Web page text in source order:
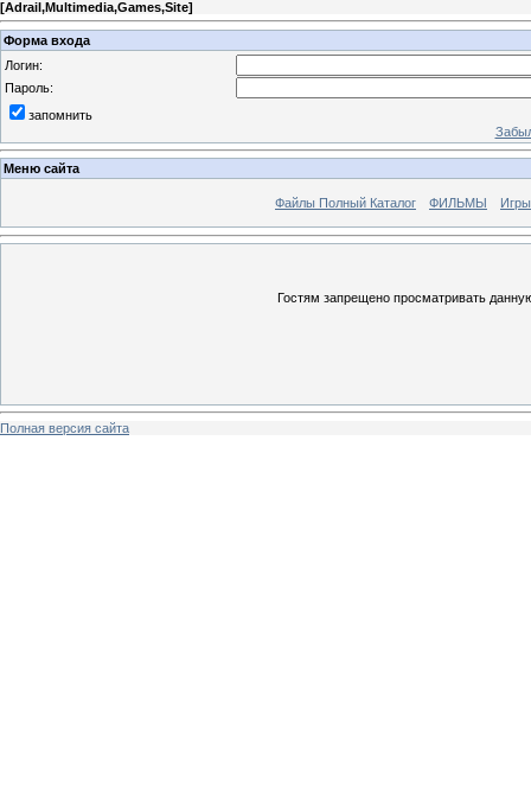
[Adrail,Multimedia,Games,Site]
Форма входа
Логин:
Пароль:
запомнить
Меню сайта
Файлы Полный Каталог ФИЛЬМЫ
Гостям запрещено просматривать
Полная версия сайта